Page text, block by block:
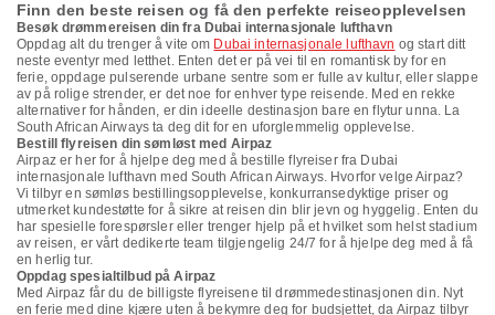
Finn den beste reisen og få den perfekte reiseopplevelsen
Besøk drømmereisen din fra Dubai internasjonale lufthavn
Oppdag alt du trenger å vite om Dubai internasjonale lufthavn og start ditt
neste eventyr med letthet. Enten det er på vei til en romantisk by for en
ferie, oppdage pulserende urbane sentre som er fulle av kultur, eller slappe
av på rolige strender, er det noe for enhver type reisende. Med en rekke
alternativer for hånden, er din ideelle destinasjon bare en flytur unna. La
South African Airways ta deg dit for en uforglemmelig opplevelse.
Bestill flyreisen din sømløst med Airpaz
Airpaz er her for å hjelpe deg med å bestille flyreiser fra Dubai
internasjonale lufthavn med South African Airways. Hvorfor velge Airpaz?
Vi tilbyr en sømløs bestillingsopplevelse, konkurransedyktige priser og
utmerket kundestøtte for å sikre at reisen din blir jevn og hyggelig. Enten du
har spesielle forespørsler eller trenger hjelp på et hvilket som helst stadium
av reisen, er vårt dedikerte team tilgjengelig 24/7 for å hjelpe deg med å få
en herlig tur.
Oppdag spesialtilbud på Airpaz
Med Airpaz får du de billigste flyreisene til drømmedestinasjonen din. Nyt
en ferie med dine kjære uten å bekymre deg for budsjettet, da Airpaz tilbyr